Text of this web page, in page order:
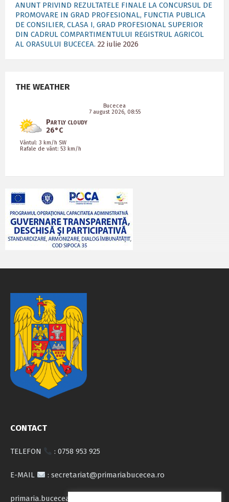
ANUNT PRIVIND REZULTATELE FINALE LA CONCURSUL DE
PROMOVARE IN GRAD PROFESIONAL, FUNCTIA PUBLICA
DE CONSILIER, CLASA I, GRAD PROFESIONAL SUPERIOR
DIN CADRUL COMPARTIMENTULUI REGISTRUL AGRICOL
AL ORASULUI BUCECEA. 22 iulie 2026
THE WEATHER
Bucecea
7 august 2026, 08:55
Partly cloudy
26°C
Vântul: 3 km/h SW
Rafale de vânt: 53 km/h
CONTACT
TELEFON : 0758 953 925
E-MAIL : secretariat@primariabucecea.ro
primaria.bucecea@yahoo.com